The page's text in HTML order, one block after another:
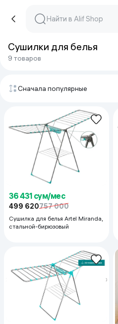
Сушилки для белья
9 товаров
Сначала популярные
36 431 сум/мес
499 620757 000
Сушилка для белья Artel Miranda,
стальной-бирюзовый